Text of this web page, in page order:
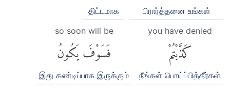
பிரார்த்தனை உங்கள்
திட்டமாக
you have denied
كَذَّبْتُمْ
நீங்கள் பொய்ப்பித்தீர்கள்
so soon will be
فَسَوْفَ يَكُونُ
இது கண்டிப்பாக இருக்கும்